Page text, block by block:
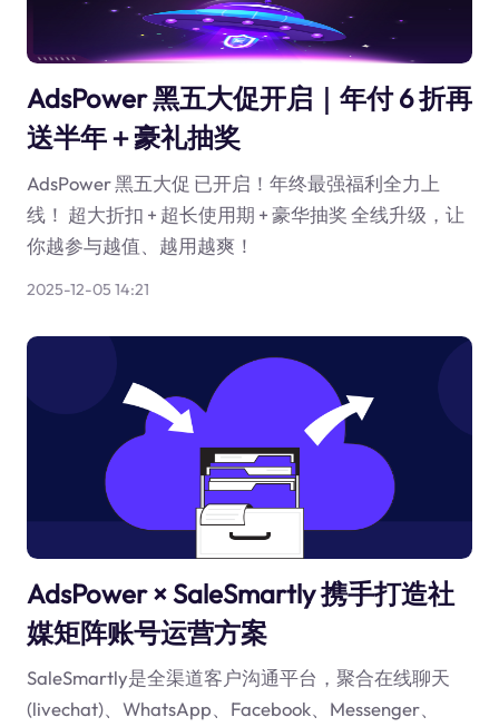
AdsPower 黑五大促开启｜年付 6 折再
送半年＋豪礼抽奖
AdsPower 黑五大促 已开启！年终最强福利全力上
线！ 超大折扣 + 超长使用期 + 豪华抽奖 全线升级，让
你越参与越值、越用越爽！
2025-12-05 14:21
AdsPower × SaleSmartly 携手打造社
媒矩阵账号运营方案
SaleSmartly是全渠道客户沟通平台，聚合在线聊天
(livechat)、WhatsApp、Facebook、Messenger、